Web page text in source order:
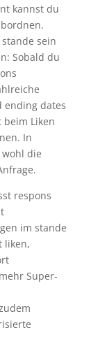
kannst du
sein
Sobald du
ending dates
beim Liken
In
die
respons
im stande
liken,
Super-